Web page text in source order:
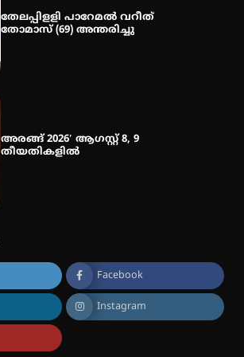
തേലപ്പിളളി പാറേമൽ വറീത്
തോമാസ് (69) അന്തരിച്ചു
അരങ്ങ് 2026′ ആഗസ്റ്റ് 8, 9
തീയതികളിൽ
Facebook
Instagram